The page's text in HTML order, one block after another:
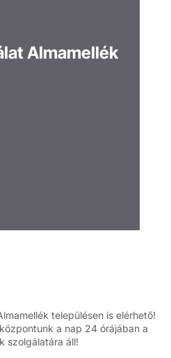
Almamellék
településen is elérhető!
a nap 24 órájában a
szolgálatára áll!